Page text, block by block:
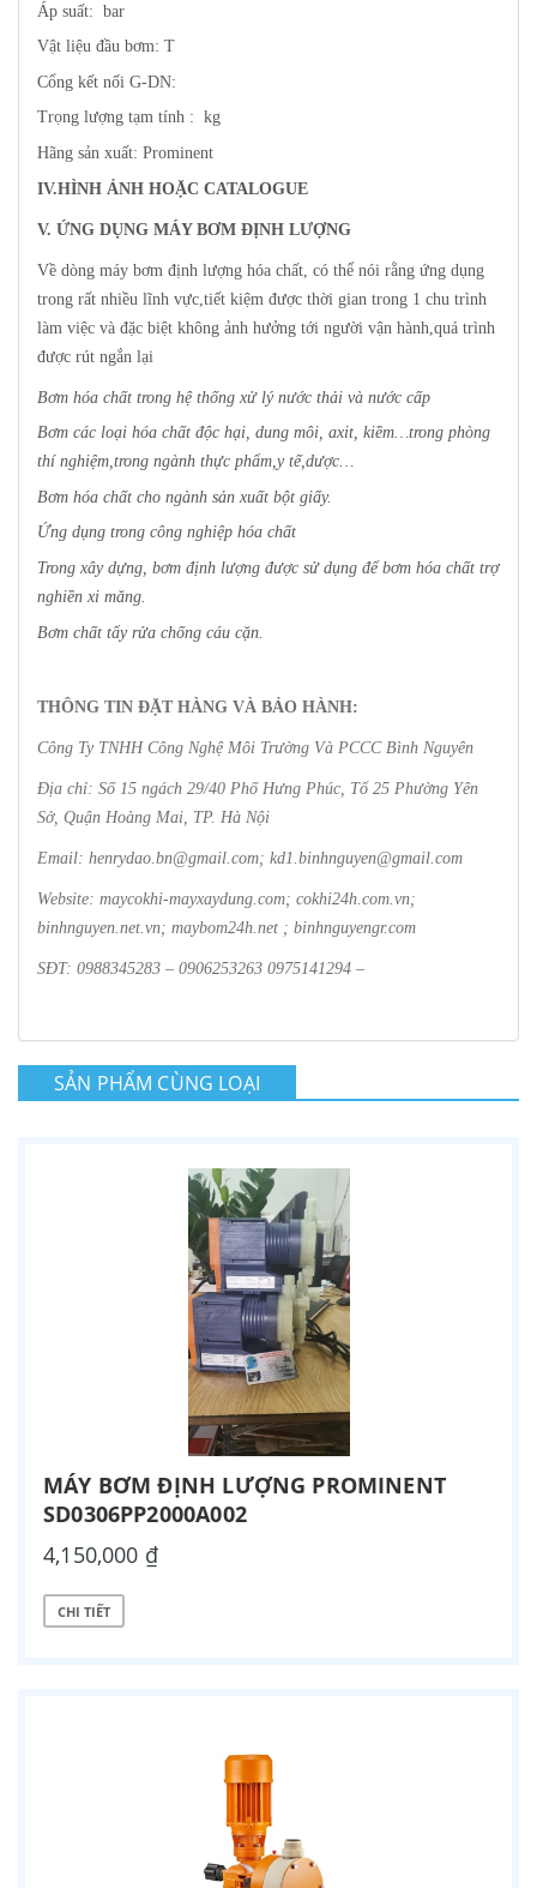
Áp suất: bar
Vật liệu đầu bơm: T
Cổng kết nối G-DN:
Trọng lượng tạm tính : kg
Hãng sản xuất: Prominent
IV.HÌNH ẢNH HOẶC CATALOGUE
V. ỨNG DỤNG MÁY BƠM ĐỊNH LƯỢNG
Về dòng máy bơm định lượng hóa chất, có thể nói rằng ứng dụng
trong rất nhiều lĩnh vực,tiết kiệm được thời gian trong 1 chu trình
làm việc và đặc biệt không ảnh hưởng tới người vận hành,quá trình
được rút ngắn lại
Bơm hóa chất trong hệ thống xử lý nước thải và nước cấp
Bơm các loại hóa chất độc hại, dung môi, axit, kiềm…trong phòng
thí nghiệm,trong ngành thực phẩm,y tế,dược…
Bơm hóa chất cho ngành sản xuất bột giấy.
Ứng dụng trong công nghiệp hóa chất
Trong xây dựng, bơm định lượng được sử dụng để bơm hóa chất trợ
nghiền xi măng.
Bơm chất tẩy rửa chống cáu cặn.
THÔNG TIN ĐẶT HÀNG VÀ BẢO HÀNH:
Công Ty TNHH Công Nghệ Môi Trường Và PCCC Bình Nguyên
Địa chỉ: Số 15 ngách 29/40 Phố Hưng Phúc, Tổ 25 Phường Yên
Sở, Quận Hoàng Mai, TP. Hà Nội
Email: henrydao.bn@gmail.com; kd1.binhnguyen@gmail.com
Website: maycokhi-mayxaydung.com; cokhi24h.com.vn;
binhnguyen.net.vn; maybom24h.net ; binhnguyengr.com
SĐT: 0988345283 – 0906253263 0975141294 –
SẢN PHẨM CÙNG LOẠI
MÁY BƠM ĐỊNH LƯỢNG PROMINENT
SD0306PP2000A002
4,150,000 ₫
CHI TIẾT